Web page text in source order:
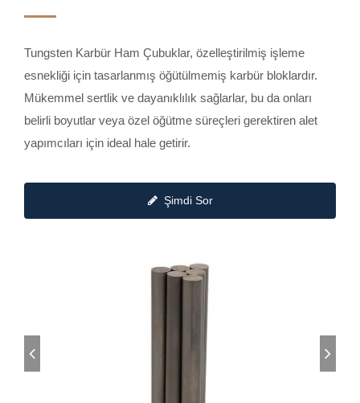
Tungsten Karbür Ham Çubuklar, özelleştirilmiş işleme
esnekliği için tasarlanmış öğütülmemiş karbür bloklardır.
Mükemmel sertlik ve dayanıklılık sağlarlar, bu da onları
belirli boyutlar veya özel öğütme süreçleri gerektiren alet
yapımcıları için ideal hale getirir.
Şimdi Sor